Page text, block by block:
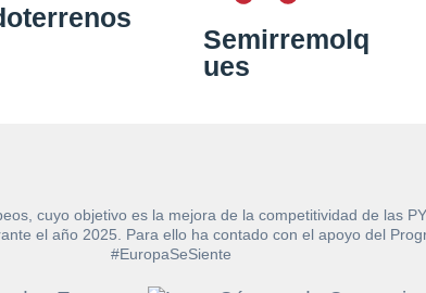
Semirremolq
ues
cuyo objetivo es la mejora de la competitividad de las
el año 2025. Para ello ha contado con el apoyo del
#EuropaSeSiente